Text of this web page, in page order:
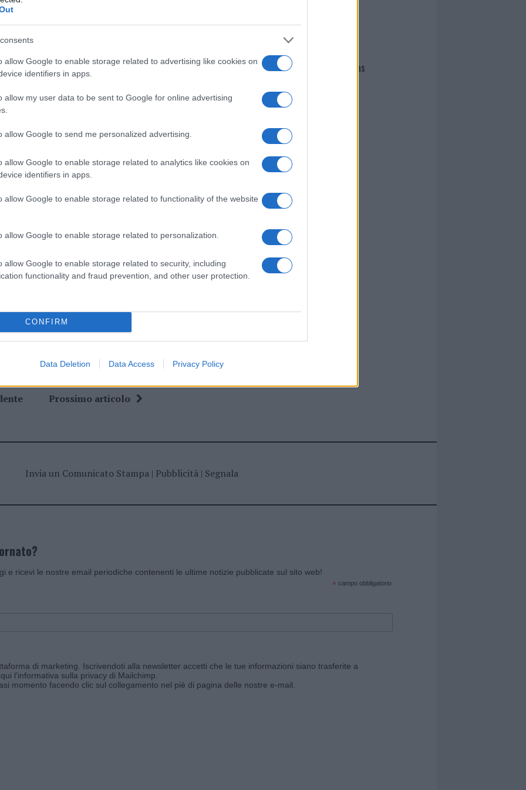
allow Google to enable storage related to advertising like cookies on
identifiers in apps.
allow my user data to be sent to Google for online advertising
allow Google to send me personalized advertising.
allow Google to enable storage related to analytics like cookies on
identifiers in apps.
allow Google to enable storage related to functionality of the website
allow Google to enable storage related to personalization.
allow Google to enable storage related to security, including
functionality and fraud prevention, and other user protection.
CONFIRM
Data Deletion Data Access Privacy Policy
nella sezione
Polizia Locale Loiri Porto San Paolo
di GalluraOggi.it
i tuoi video e le tue foto
+39 345 356 7512
news da
Prossimo articolo
Giovannimaria Cabras
Invia un Comunicato Stampa| Pubblicità| Segnala
e ricevi le nostre email periodiche contenenti le ultime notizie pubblicate sul sito web!
* campo obbligatorio
di marketing. Iscrivendoti alla newsletter accetti che le tue informazioni siano trasferite a
l'informativa sulla privacy di Mailchimp
momento facendo clic sul collegamento nel piè di pagina delle nostre e-mail.